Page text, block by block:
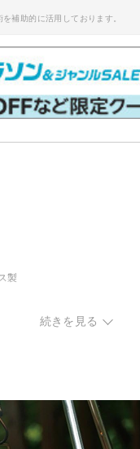
補助的に活用しております。
製
ェック
続きを見る